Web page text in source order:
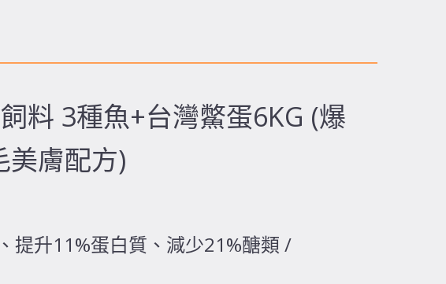
料 3種魚+台灣鱉蛋6KG (爆
美膚配方)
升11%蛋白質、減少21%醣類 /